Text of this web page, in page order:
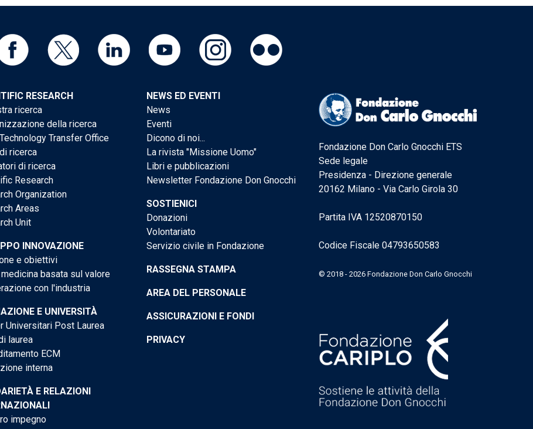
RESEARCH
ricerca
della ricerca
Transfer Office
ricerca
di ricerca
Research
Organization
Areas
Unit
INNOVAZIONE
e obiettivi
medicina basata sul valore
con l'industria
E UNIVERSITÀ
Universitari Post Laurea
laurea
ECM
interna
E RELAZIONI
impegno
NEWS ED EVENTI
News
Eventi
Dicono di noi...
La rivista "Missione Uomo"
Libri e pubblicazioni
Newsletter Fondazione Don Gnocchi
SOSTIENICI
Donazioni
Volontariato
Servizio civile in Fondazione
RASSEGNA STAMPA
AREA DEL PERSONALE
ASSICURAZIONI E FONDI
PRIVACY
Fondazione Don Carlo Gnocchi ETS
Sede legale
Presidenza - Direzione generale
20162 Milano - Via Carlo Girola 30
Partita IVA 12520870150
Codice Fiscale 04793650583
© 2018 - 2026 Fondazione Don Carlo Gnocchi